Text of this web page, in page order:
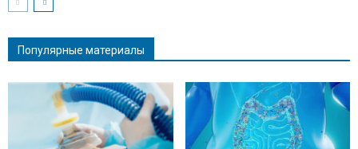
Популярные материалы